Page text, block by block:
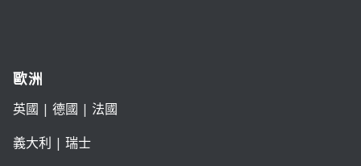
歐洲
英國 | 德國 | 法國
義大利 | 瑞士